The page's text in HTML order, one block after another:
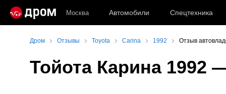
Москва Автомобили Спецтехника
Дром Отзывы Toyota Carina 1992 Отзыв
Тойота Карина 1992